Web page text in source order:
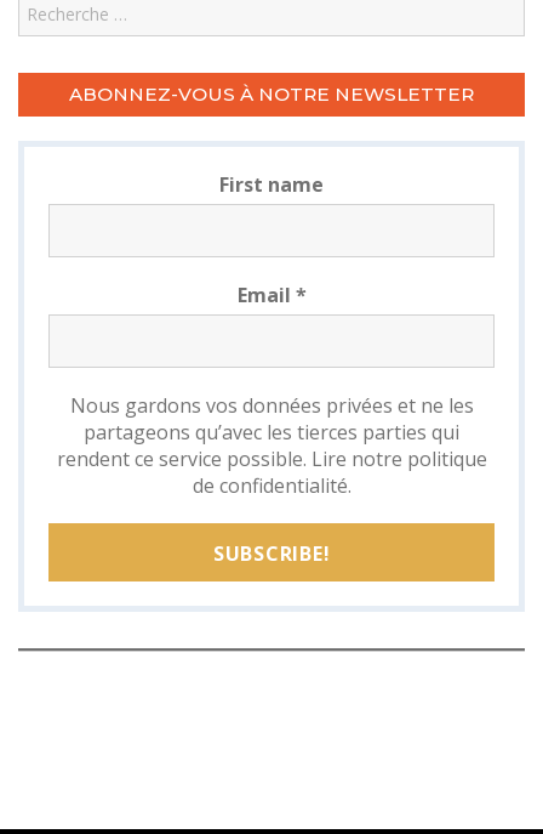
ABONNEZ-VOUS À NOTRE NEWSLETTER
First name
Email *
Nous gardons vos données privées et ne les
partageons qu’avec les tierces parties qui
rendent ce service possible. Lire notre politique
de confidentialité.